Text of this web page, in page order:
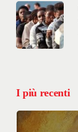
I più recenti